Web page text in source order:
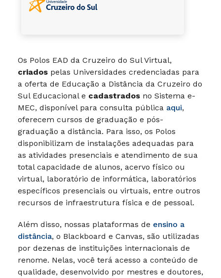
Os Polos EAD da Cruzeiro do Sul Virtual,
criados pelas Universidades credenciadas para
a oferta de Educação a Distância da Cruzeiro do
Sul Educacional e cadastrados no Sistema e-
MEC, disponível para consulta pública aqui,
oferecem cursos de graduação e pós-
graduação a distância. Para isso, os Polos
disponibilizam de instalações adequadas para
as atividades presenciais e atendimento de sua
total capacidade de alunos, acervo físico ou
virtual, laboratório de informática, laboratórios
específicos presenciais ou virtuais, entre outros
recursos de infraestrutura física e de pessoal.
Além disso, nossas plataformas de ensino a
distância, o Blackboard e Canvas, são utilizadas
por dezenas de instituições internacionais de
renome. Nelas, você terá acesso a conteúdo de
qualidade, desenvolvido por mestres e doutores,